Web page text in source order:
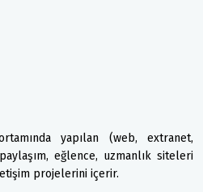
yapılan (web, extranet,
eğlence, uzmanlık siteleri
projelerini içerir.